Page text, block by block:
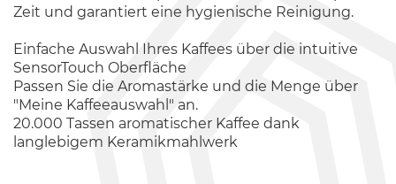
Zeit und garantiert eine hygienische Reinigung.
Einfache Auswahl Ihres Kaffees über die intuitive
SensorTouch Oberfläche
Passen Sie die Aromastärke und die Menge über
"Meine Kaffeeauswahl" an.
20.000 Tassen aromatischer Kaffee dank
langlebigem Keramikmahlwerk